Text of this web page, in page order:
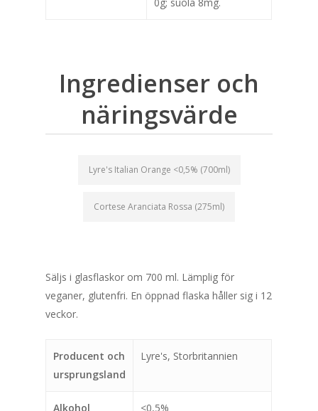
Ingredienser och
näringsvärde
Lyre's Italian Orange <0,5% (700ml)
Cortese Aranciata Rossa (275ml)
Säljs i glasflaskor om 700 ml. Lämplig för
veganer, glutenfri. En öppnad flaska håller sig i 12
veckor.
Producent och
ursprungsland
Lyre's, Storbritannien
Alkohol <0,5%